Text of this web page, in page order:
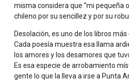
misma considera que “mi pequeña
chileno por su sencillez y por su
Desolación, es uno de los libros
Cada poesía muestra esa llama
los amores y los desamores que
Es esa especie de arrobamiento
gente lo que la lleva a irse a Punta
Biografía
cambio.»